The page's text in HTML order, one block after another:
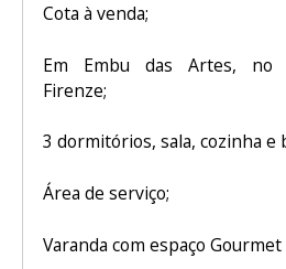
Cota à venda;
Em Embu das Artes, no
Firenze;
3 dormitórios, sala, cozinha e
Área de serviço;
Varanda com espaço Gourmet